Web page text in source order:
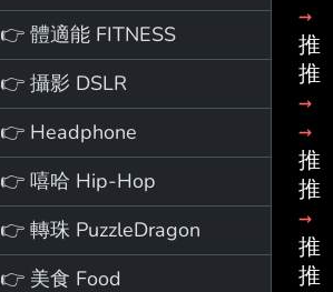
👉 體適能 FITNESS
👉 攝影 DSLR
👉 Headphone
👉 嘻哈 Hip-Hop
👉 轉珠 PuzzleDragon
👉 美食 Food
→
推
推
→
→
推
推
→
推
推